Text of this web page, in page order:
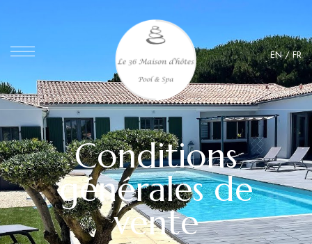
EN/FR
Conditions
générales de
vente